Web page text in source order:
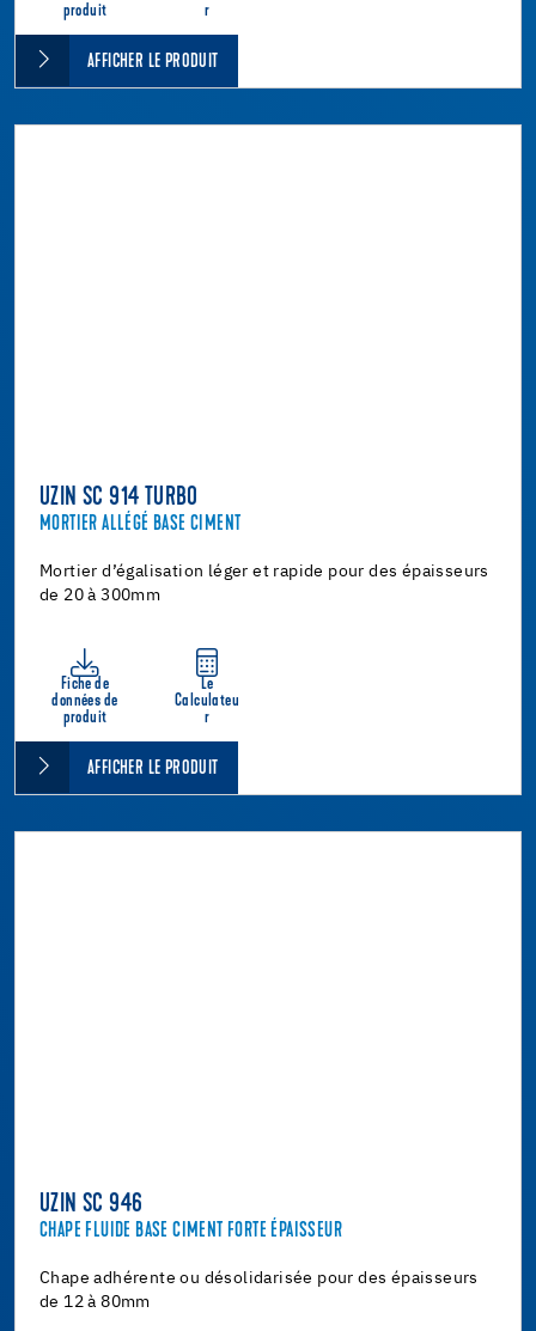
produit
r
AFFICHER LE PRODUIT
UZIN SC 914 TURBO
MORTIER ALLÉGÉ BASE CIMENT
Mortier d’égalisation léger et rapide pour des épaisseurs
de 20 à 300mm
Fiche de
données de
produit
Le
Calculateu
r
AFFICHER LE PRODUIT
UZIN SC 946
CHAPE FLUIDE BASE CIMENT FORTE ÉPAISSEUR
Chape adhérente ou désolidarisée pour des épaisseurs
de 12 à 80mm